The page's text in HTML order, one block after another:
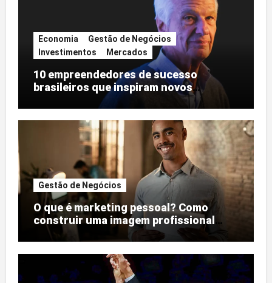
Economia
Gestão de Negócios
Investimentos
Mercados
10 empreendedores de sucesso
brasileiros que inspiram novos
Gestão de Negócios
O que é marketing pessoal? Como
construir uma imagem profissional
forte